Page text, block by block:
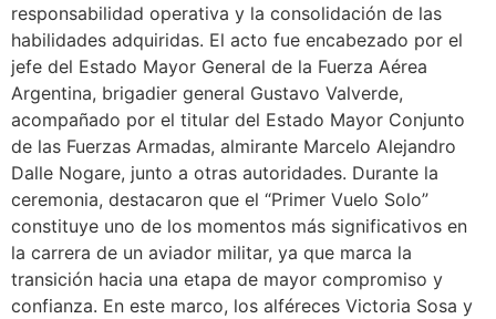
responsabilidad operativa y la consolidación de las
habilidades adquiridas. El acto fue encabezado por el
jefe del Estado Mayor General de la Fuerza Aérea
Argentina, brigadier general Gustavo Valverde,
acompañado por el titular del Estado Mayor Conjunto
de las Fuerzas Armadas, almirante Marcelo Alejandro
Dalle Nogare, junto a otras autoridades. Durante la
ceremonia, destacaron que el “Primer Vuelo Solo”
constituye uno de los momentos más significativos en
la carrera de un aviador militar, ya que marca la
transición hacia una etapa de mayor compromiso y
confianza. En este marco, los alféreces Victoria Sosa y